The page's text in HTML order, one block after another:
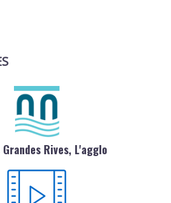
Rives, L'agglo